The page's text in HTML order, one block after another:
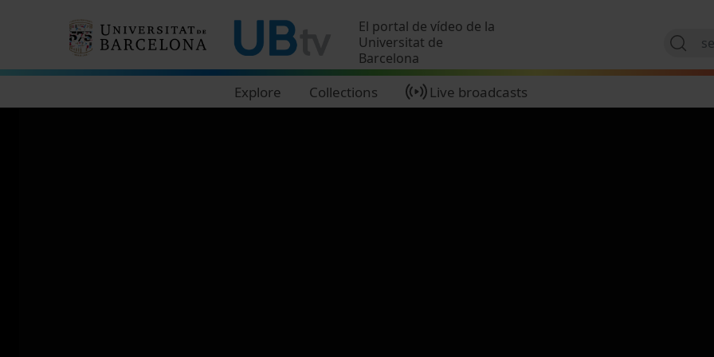
El portal de vídeo de la
Universitat de
Barcelona
Explore Collections Live broadcasts